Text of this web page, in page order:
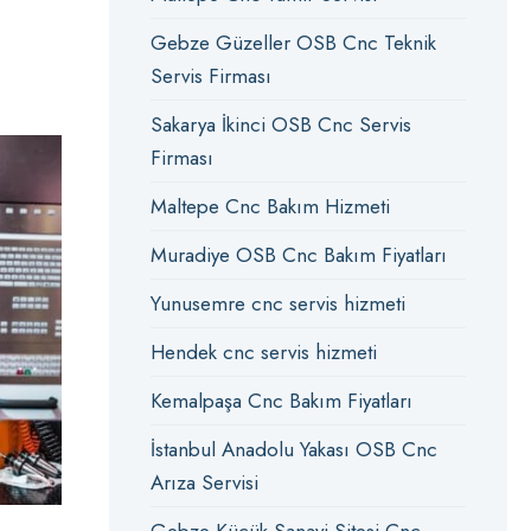
Gebze Güzeller OSB Cnc Teknik
Servis Firması
Sakarya İkinci OSB Cnc Servis
Firması
Maltepe Cnc Bakım Hizmeti
Muradiye OSB Cnc Bakım Fiyatları
Yunusemre cnc servis hizmeti
Hendek cnc servis hizmeti
Kemalpaşa Cnc Bakım Fiyatları
İstanbul Anadolu Yakası OSB Cnc
Arıza Servisi